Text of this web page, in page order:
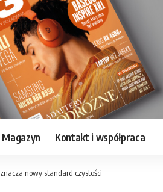
Magazyn Kontakt i współpraca
nowy standard czystości